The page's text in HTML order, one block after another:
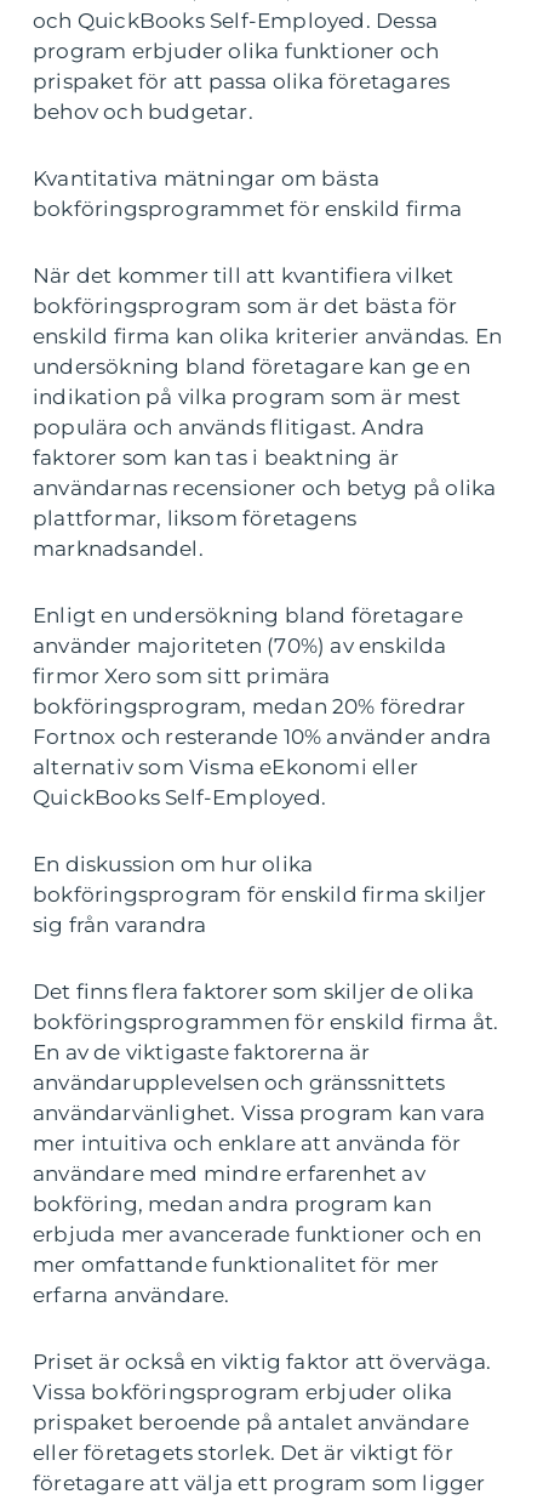
och QuickBooks Self-Employed. Dessa
program erbjuder olika funktioner och
prispaket för att passa olika företagares
behov och budgetar.
Kvantitativa mätningar om bästa
bokföringsprogrammet för enskild firma
När det kommer till att kvantifiera vilket
bokföringsprogram som är det bästa för
enskild firma kan olika kriterier användas. En
undersökning bland företagare kan ge en
indikation på vilka program som är mest
populära och används flitigast. Andra
faktorer som kan tas i beaktning är
användarnas recensioner och betyg på olika
plattformar, liksom företagens
marknadsandel.
Enligt en undersökning bland företagare
använder majoriteten (70%) av enskilda
firmor Xero som sitt primära
bokföringsprogram, medan 20% föredrar
Fortnox och resterande 10% använder andra
alternativ som Visma eEkonomi eller
QuickBooks Self-Employed.
En diskussion om hur olika
bokföringsprogram för enskild firma skiljer
sig från varandra
Det finns flera faktorer som skiljer de olika
bokföringsprogrammen för enskild firma åt.
En av de viktigaste faktorerna är
användarupplevelsen och gränssnittets
användarvänlighet. Vissa program kan vara
mer intuitiva och enklare att använda för
användare med mindre erfarenhet av
bokföring, medan andra program kan
erbjuda mer avancerade funktioner och en
mer omfattande funktionalitet för mer
erfarna användare.
Priset är också en viktig faktor att överväga.
Vissa bokföringsprogram erbjuder olika
prispaket beroende på antalet användare
eller företagets storlek. Det är viktigt för
företagare att välja ett program som ligger